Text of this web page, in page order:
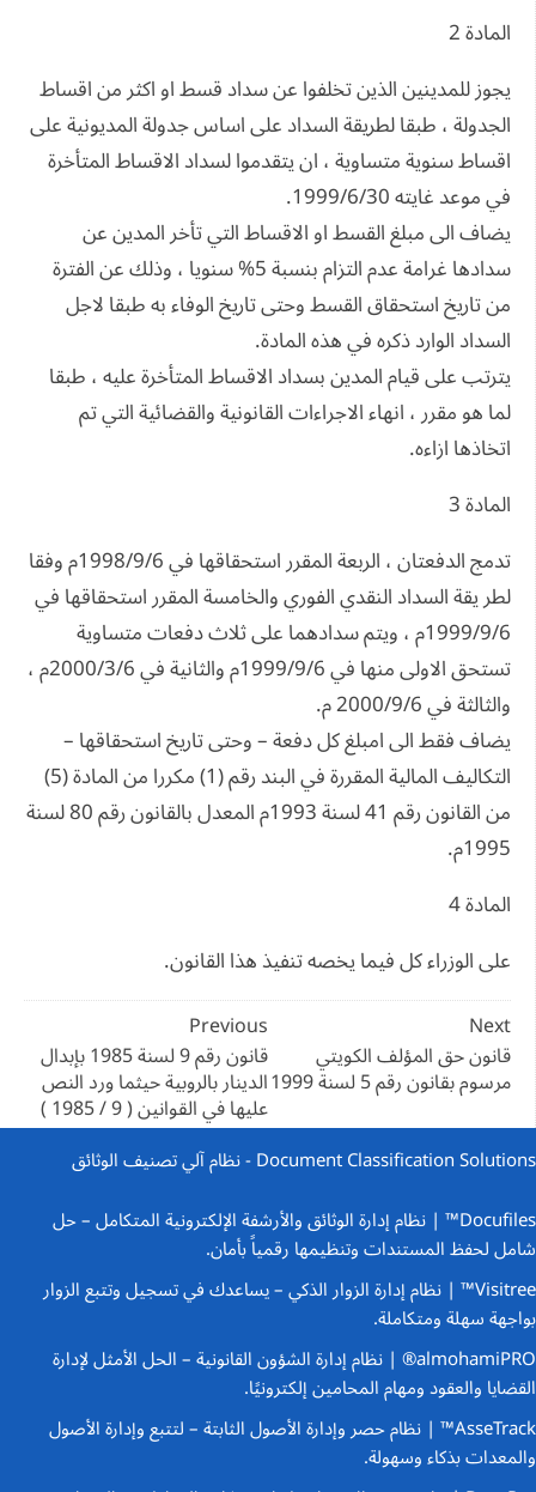
المادة 2
يجوز للمدينين الذين تخلفوا عن سداد قسط او اكثر من اقساط
الجدولة ، طبقا لطريقة السداد على اساس جدولة المديونية على
اقساط سنوية متساوية ، ان يتقدموا لسداد الاقساط المتأخرة
في موعد غايته 1999/6/30.
يضاف الى مبلغ القسط او الاقساط التي تأخر المدين عن
سدادها غرامة عدم التزام بنسبة 5% سنويا ، وذلك عن الفترة
من تاريخ استحقاق القسط وحتى تاريخ الوفاء به طبقا لاجل
السداد الوارد ذكره في هذه المادة.
يترتب على قيام المدين بسداد الاقساط المتأخرة عليه ، طبقا
لما هو مقرر ، انهاء الاجراءات القانونية والقضائية التي تم
اتخاذها ازاءه.
المادة 3
تدمج الدفعتان ، الربعة المقرر استحقاقها في 1998/9/6م وفقا
لطر يقة السداد النقدي الفوري والخامسة المقرر استحقاقها في
1999/9/6م ، ويتم سدادهما على ثلاث دفعات متساوية
تستحق الاولى منها في 1999/9/6م والثانية في 2000/3/6م ،
والثالثة في 2000/9/6 م.
يضاف فقط الى امبلغ كل دفعة – وحتى تاريخ استحقاقها –
التكاليف المالية المقررة في البند رقم (1) مكررا من المادة (5)
من القانون رقم 41 لسنة 1993م المعدل بالقانون رقم 80 لسنة
1995م.
المادة 4
على الوزراء كل فيما يخصه تنفيذ هذا القانون.
تصفّح
المقالات
Previous
قانون رقم 9 لسنة 1985 بإبدال
الدينار بالروبية حيثما ورد النص
عليها في القوانين ( 9 / 1985 )
Next
قانون حق المؤلف الكويتي
مرسوم بقانون رقم 5 لسنة 1999
Document Classification Solutions - نظام آلي تصنيف الوثائق
Docufiles™ | نظام إدارة الوثائق والأرشفة الإلكترونية المتكامل
– حل
شامل لحفظ المستندات وتنظيمها رقمياً بأمان.
Visitree™ | نظام إدارة الزوار الذكي
– يساعدك في تسجيل وتتبع الزوار
بواجهة سهلة ومتكاملة.
almohamiPRO® | نظام إدارة الشؤون القانونية
– الحل الأمثل لإدارة
القضايا والعقود ومهام المحامين إلكترونيًا.
AsseTrack™ | نظام حصر وإدارة الأصول الثابتة
– لتتبع وإدارة الأصول
والمعدات بذكاء وسهولة.